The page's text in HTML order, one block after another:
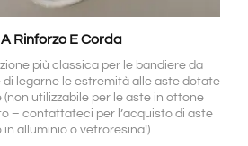
A Rinforzo E Corda
più classica per le bandiere da
legarne le estremità alle aste dotate
utilizzabile per le aste in ottone
– contattateci per l’acquisto di aste
alluminio o vetroresina!).